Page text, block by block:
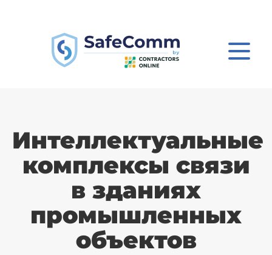
Интеллектуальные
комплексы связи
в зданиях
промышленных
объектов